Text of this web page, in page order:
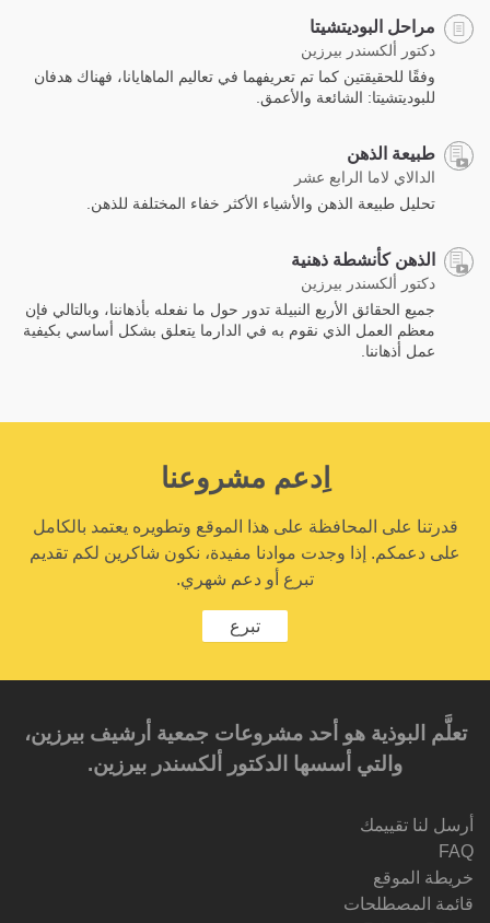
مراحل البوديتشيتا
دكتور ألكسندر بيرزين
وفقًا للحقيقتين كما تم تعريفهما في تعاليم الماهايانا، فهناك هدفان
للبوديتشيتا: الشائعة والأعمق.
طبيعة الذهن
الدالاي لاما الرابع عشر
تحليل طبيعة الذهن والأشياء الأكثر خفاء المختلفة للذهن.
الذهن كأنشطة ذهنية
دكتور ألكسندر بيرزين
جميع الحقائق الأربع النبيلة تدور حول ما نفعله بأذهاننا، وبالتالي فإن
معظم العمل الذي نقوم به في الدارما يتعلق بشكل أساسي بكيفية
عمل أذهاننا.
اِدعم مشروعنا
قدرتنا على المحافظة على هذا الموقع وتطويره يعتمد بالكامل
على دعمكم. إذا وجدت موادنا مفيدة، نكون شاكرين لكم تقديم
تبرع أو دعم شهري.
تبرع
تعلَّم البوذية هو أحد مشروعات جمعية أرشيف بيرزين،
والتي أسسها الدكتور ألكسندر بيرزين.‎‎
أرسل لنا تقييمك
FAQ
خريطة الموقع
قائمة المصطلحات